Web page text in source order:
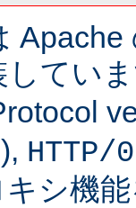
してい
HTTP/
シ機